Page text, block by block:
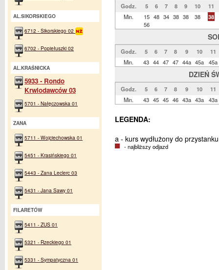
Godz. 5 6 7 8 9 10
11
Min.
15
56
48 34 38 38 38 38
Godz. 5 6 7 8 9 10
11
Min.
43 44 47 47 44a 45a 45a
DZIEŃ
Godz. 5 6 7 8 9 10
11
Min.
43 45 45 46 43a 43a 43a
LEGENDA:
a - kurs wydłużony do
- najbliższy odjazd
AL.SIKORSKIEGO
6712 - Sikorskiego 02
6702 - Popiełuszki 02
AL.KRAŚNICKA
5933 - Rondo
Krwiodawców 03
5701 - Nałęczowska 01
ZANA
5711 - Wojciechowska 01
5451 - Krasińskiego 01
5443 - Zana Leclerc 03
5431 - Jana Sawy 01
FILARETÓW
5411 - ZUS 01
5321 - Rzeckiego 01
5331 - Sympatyczna 01